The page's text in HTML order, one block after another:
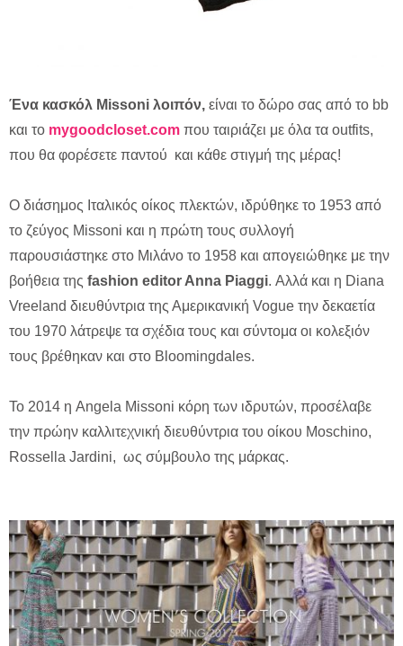
Ένα κασκόλ Missoni λοιπόν, είναι το δώρο σας από το bb
και το mygoodcloset.com που ταιριάζει με όλα τα outfits,
που θα φορέσετε παντού και κάθε στιγμή της μέρας!
O διάσημος Ιταλικός οίκος πλεκτών, ιδρύθηκε το 1953 από
το ζεύγος Missoni και η πρώτη τους συλλογή
παρουσιάστηκε στο Μιλάνο το 1958 και απογειώθηκε με την
βοήθεια της fashion editor Anna Piaggi. Αλλά και η Diana
Vreeland διευθύντρια της Αμερικανική Vogue την δεκαετία
του 1970 λάτρεψε τα σχέδια τους και σύντομα οι κολεξιόν
τους βρέθηκαν και στο Bloomingdales.
Το 2014 η Angela Missoni κόρη των ιδρυτών, προσέλαβε
την πρώην καλλιτεχνική διευθύντρια του οίκου Moschino,
Rossella Jardini, ως σύμβουλο της μάρκας.